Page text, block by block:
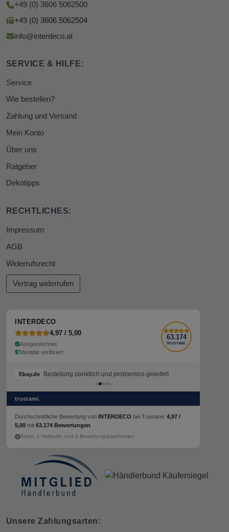
+49 (0) 3606 5062500
+49 (0) 3606 5062504
info@interdeco.at
SERVICE & HILFE:
Service
Wie bestellen?
Zahlung und Versand
Mein Konto
Über uns
Ratgeber
Dekotipps
RECHTLICHES:
Impressum
AGB
Widerrufsrecht
Vertrag widerrufen
INTERDECO
4,97 / 5,00
Ausgezeichnet
Identität verifiziert
63.174
TRUSTAMI.
Ebay.de Bestellung pünktlich und problemlos geliefert
Ebay.de Bestellung pünktlich und problemlos geliefert
trustami.
Durchschnittliche Bewertung von INTERDECO bei Trustami: 4,97 /
5,00 mit 63.174 Bewertungen.
Basis: 3 Verkaufs- und 4 Bewertungsplattformen
Unsere Zahlungsarten: